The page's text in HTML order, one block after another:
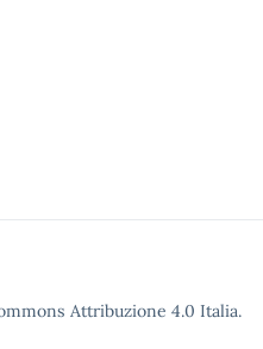
Attribuzione 4.0 Italia.